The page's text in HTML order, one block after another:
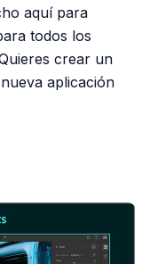
aquí para
todos los
crear un
aplicación